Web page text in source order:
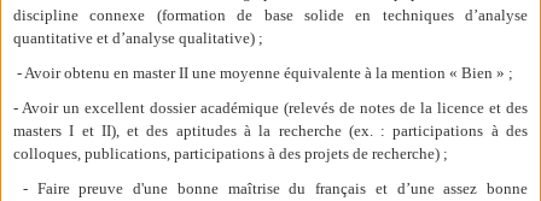
discipline connexe (formation de base solide en techniques d’analyse
quantitative et d’analyse qualitative) ;
- Avoir obtenu en master II une moyenne équivalente à la mention « Bien » ;
- Avoir un excellent dossier académique (relevés de notes de la licence et des
masters I et II), et des aptitudes à la recherche (ex. : participations à des
colloques, publications, participations à des projets de recherche) ;
- Faire preuve d'une bonne maîtrise du français et d’une assez bonne